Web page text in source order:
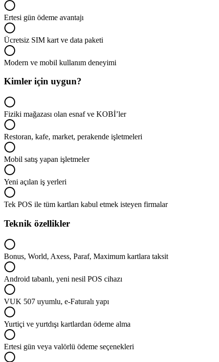
Ertesi gün ödeme avantajı
Ücretsiz SIM kart ve data paketi
Modern ve mobil kullanım deneyimi
Kimler için uygun?
Fiziki mağazası olan esnaf ve KOBİ’ler
Restoran, kafe, market, perakende işletmeleri
Mobil satış yapan işletmeler
Yeni açılan iş yerleri
Tek POS ile tüm kartları kabul etmek isteyen firmalar
Teknik özellikler
Bonus, World, Axess, Paraf, Maximum kartlara taksit
Android tabanlı, yeni nesil POS cihazı
VUK 507 uyumlu, e-Faturalı yapı
Yurtiçi ve yurtdışı kartlardan ödeme alma
Ertesi gün veya valörlü ödeme seçenekleri